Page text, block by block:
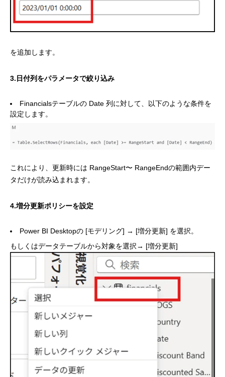
を追加します。
3.日付列をパラメータで絞り込み
Financialsテーブルの Date 列に対して、以下のような条件を
設定します。
これにより、更新時には RangeStart〜 RangeEndの範囲内デー
タだけが読み込まれます。
4.増分更新ポリシーを設定
Power BI Desktopの [モデリング] → [増分更新] を選択。
もしくはデータテーブルから対象を選択→ [増分更新]